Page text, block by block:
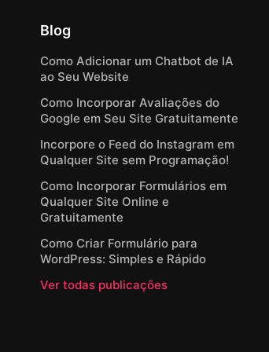
Blog
Como Adicionar um Chatbot de IA
ao Seu Website
Como Incorporar Avaliações do
Google em Seu Site Gratuitamente
Incorpore o Feed do Instagram em
Qualquer Site sem Programação!
Como Incorporar Formulários em
Qualquer Site Online e
Gratuitamente
Como Criar Formulário para
WordPress: Simples e Rápido
Ver todas publicações